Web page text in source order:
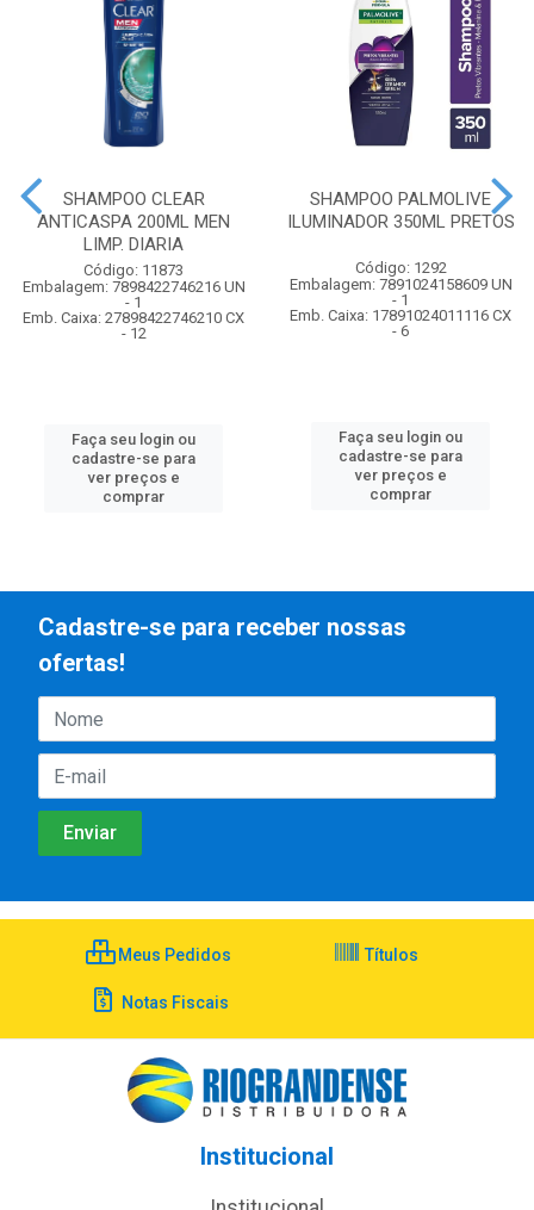
SHAMPOO CLEAR
ANTICASPA 200ML MEN
LIMP. DIARIA
Código: 11873
Embalagem: 7898422746216 UN
- 1
Emb. Caixa: 27898422746210 CX
- 12
Faça seu login ou
cadastre-se para
ver preços e
comprar
SHAMPOO PALMOLIVE
ILUMINADOR 350ML PRETOS
Código: 1292
Embalagem: 7891024158609 UN
- 1
Emb. Caixa: 17891024011116 CX
- 6
Faça seu login ou
cadastre-se para
ver preços e
comprar
Cadastre-se para receber nossas
ofertas!
Meus Pedidos Títulos
Notas Fiscais
Institucional